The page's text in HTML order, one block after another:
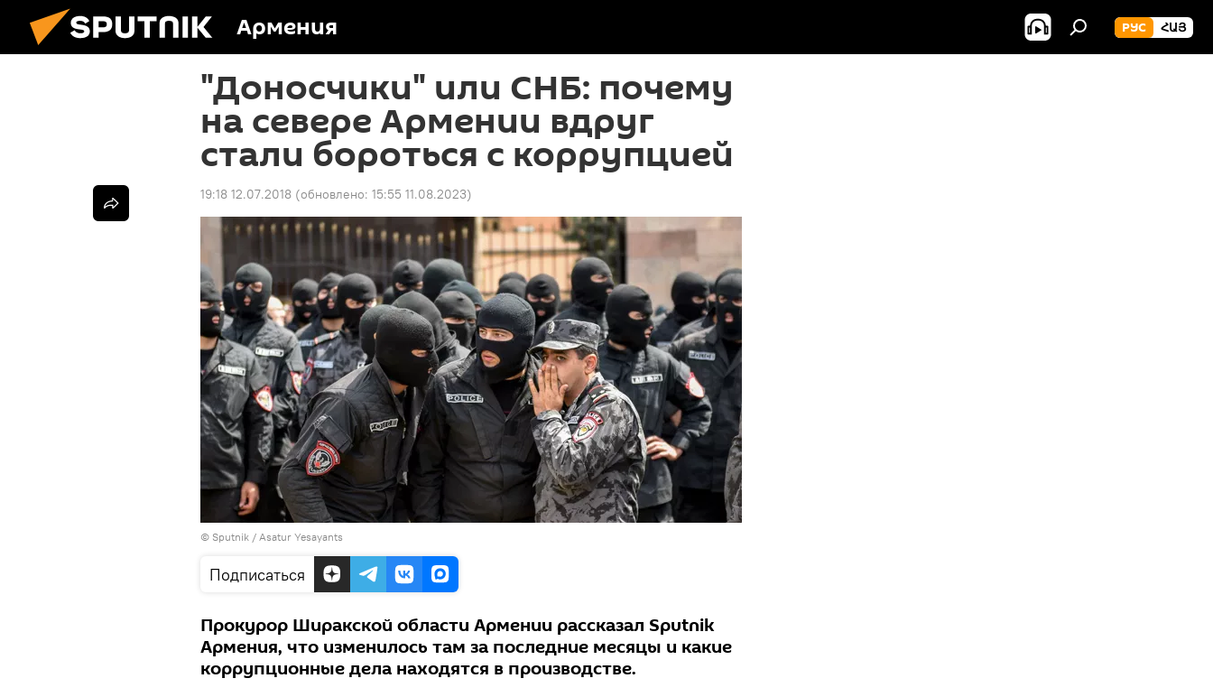
Армения РУС ՀԱՅ
"Доносчики" или СНБ: почему
на севере Армении вдруг
стали бороться с коррупцией
19:18 12.07.2018 (обновлено: 15:55 11.08.2023)
© Sputnik / Asatur Yesayants
Подписаться
Прокурор Ширакской области Армении рассказал Sputnik
Армения, что изменилось там за последние месяцы и какие
коррупционные дела находятся в производстве.